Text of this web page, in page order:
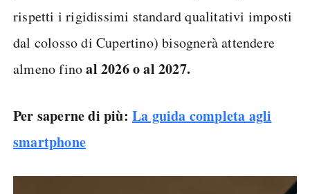
rispetti i rigidissimi standard qualitativi imposti
dal colosso di Cupertino) bisognerà attendere
almeno finoal 2026 o al 2027.
Per saperne di più: La guida completa agli
smartphone